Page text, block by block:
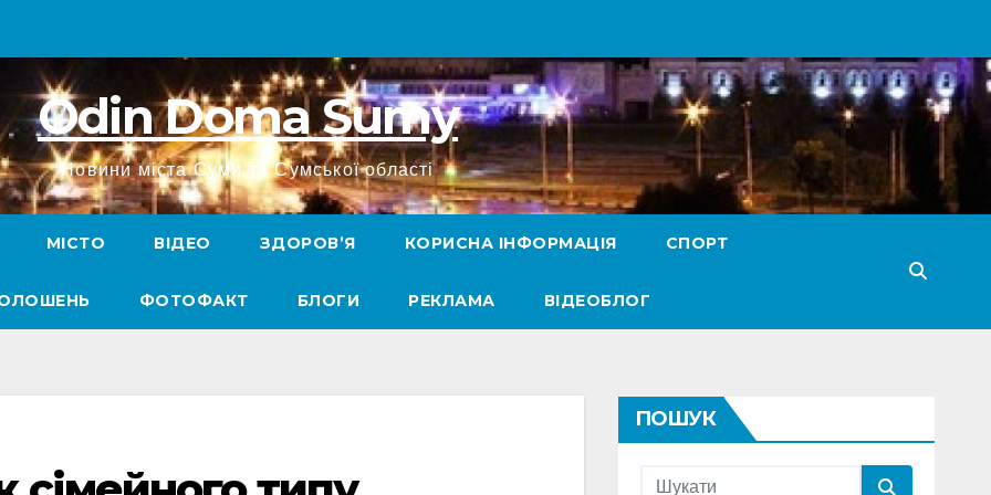
Odin Doma Sumy
Новини міста Суми та Сумської області
МІСТО ВІДЕО ЗДОРОВ’Я КОРИСНА ІНФОРМАЦІЯ СПОРТ
ФОТОФАКТ БЛОГИ РЕКЛАМА ВІДЕОБЛОГ
ПОШУК